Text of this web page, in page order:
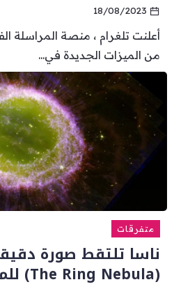
18/08/2023
أعلنت تلغرام ، منصة المراسلة
من الميزات الجديدة في...
متفرقات
ناسا تلتقط صورة
(The Ring Nebula) للمرة الأولى!